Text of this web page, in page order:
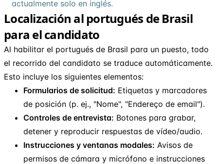
actualmente solo en inglés.
Localización al portugués de Brasil
para el candidato
Al habilitar el portugués de Brasil para un puesto, todo
el recorrido del candidato se traduce automáticamente.
Esto incluye los siguientes elementos:
Formularios de solicitud: Etiquetas y marcadores
de posición (p. ej., "Nome", "Endereço de email").
Controles de entrevista: Botones para grabar,
detener y reproducir respuestas de vídeo/audio.
Instrucciones y ventanas modales: Avisos de
permisos de cámara y micrófono e instrucciones